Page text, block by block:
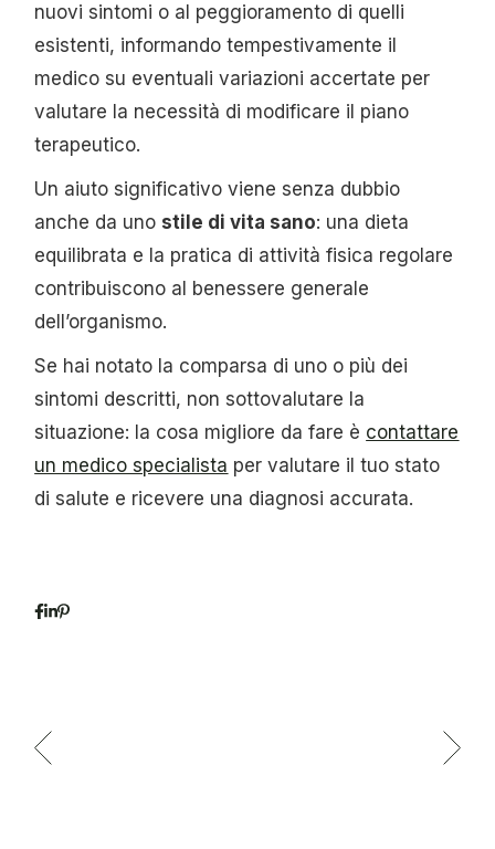
nuovi sintomi o al peggioramento di quelli
esistenti, informando tempestivamente il
medico su eventuali variazioni accertate per
valutare la necessità di modificare il piano
terapeutico.
Un aiuto significativo viene senza dubbio
anche da uno stile di vita sano: una dieta
equilibrata e la pratica di attività fisica regolare
contribuiscono al benessere generale
dell’organismo.
Se hai notato la comparsa di uno o più dei
sintomi descritti, non sottovalutare la
situazione: la cosa migliore da fare è contattare
un medico specialista per valutare il tuo stato
di salute e ricevere una diagnosi accurata.